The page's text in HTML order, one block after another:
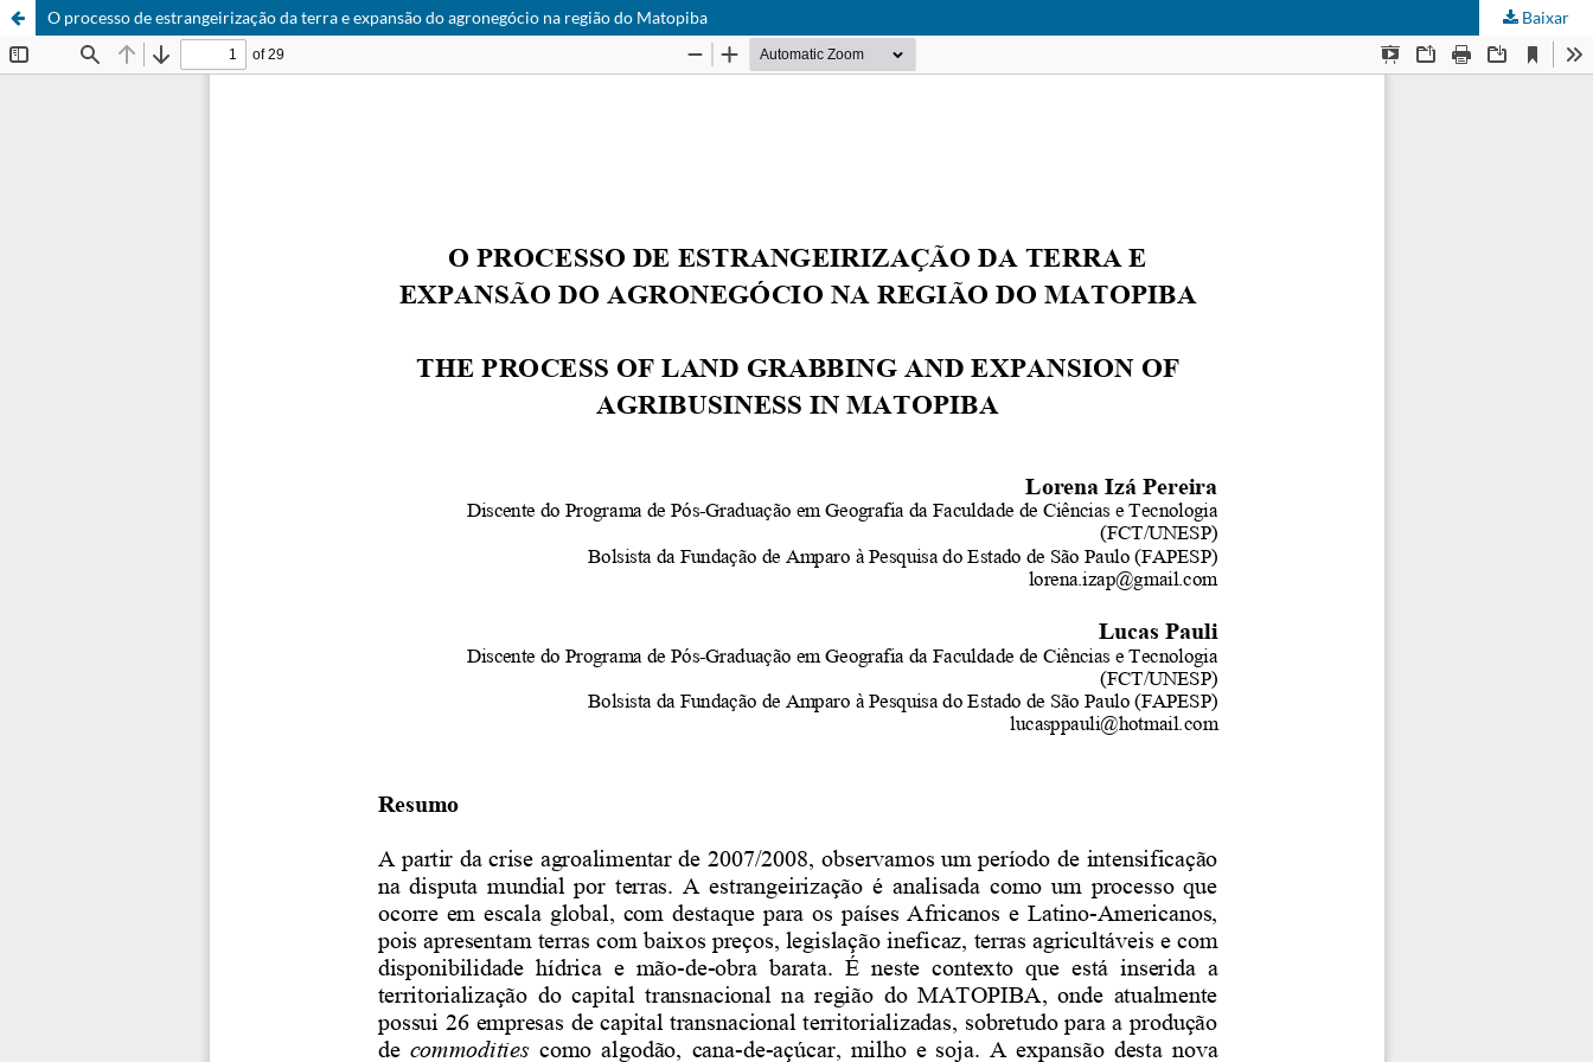
O processo de estrangeirização da terra e expansão do agronegócio na região do Matopiba Baixar